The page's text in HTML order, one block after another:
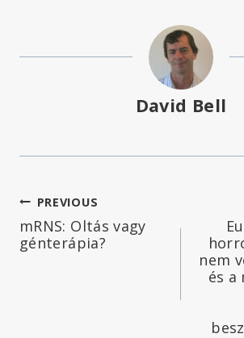
David Bell
Bejegyzés
navigáció
PREVIOUS
mRNS: Oltás vagy
génterápia?
nem
és a